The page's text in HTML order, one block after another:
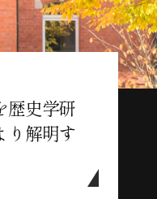
歴史学研
り解明す